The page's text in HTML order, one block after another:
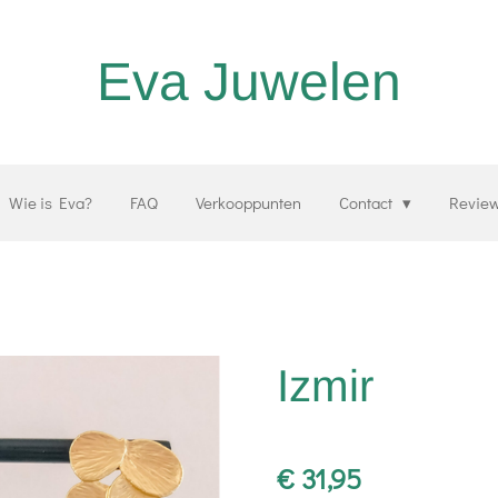
Eva Juwelen
Wie is Eva? FAQ Verkooppunten Contact
Izmir
€ 31,95